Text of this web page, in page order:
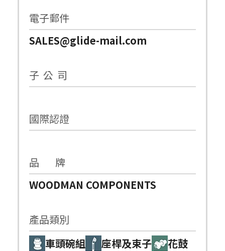
電子郵件
SALES@glide-mail.com
子 公 司
國際認證
品 牌
WOODMAN COMPONENTS
產品類別
車頭碗組
座桿及束子
花鼓